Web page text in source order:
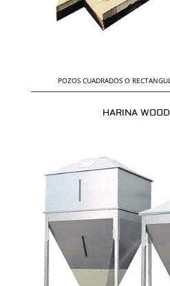
POZOS CUADRADOS O
HARINA